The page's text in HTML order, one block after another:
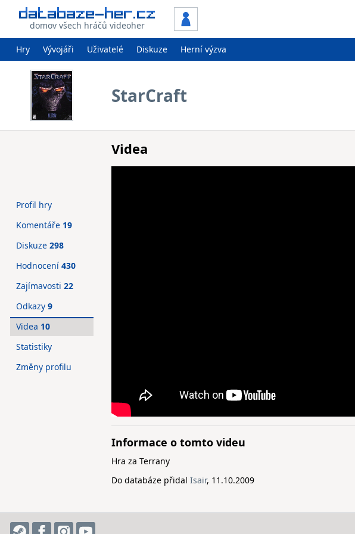
domov všech hráčů videoher
Hry Vývojáři Uživatelé Diskuze Herní výzva
StarCraft
Videa
Informace o tomto videu
Hra za Terrany
Do databáze přidal Isair, 11.10.2009
Profil hry
Komentáře 19
Diskuze 298
Hodnocení 430
Zajímavosti 22
Odkazy 9
Videa 10
Statistiky
Změny profilu